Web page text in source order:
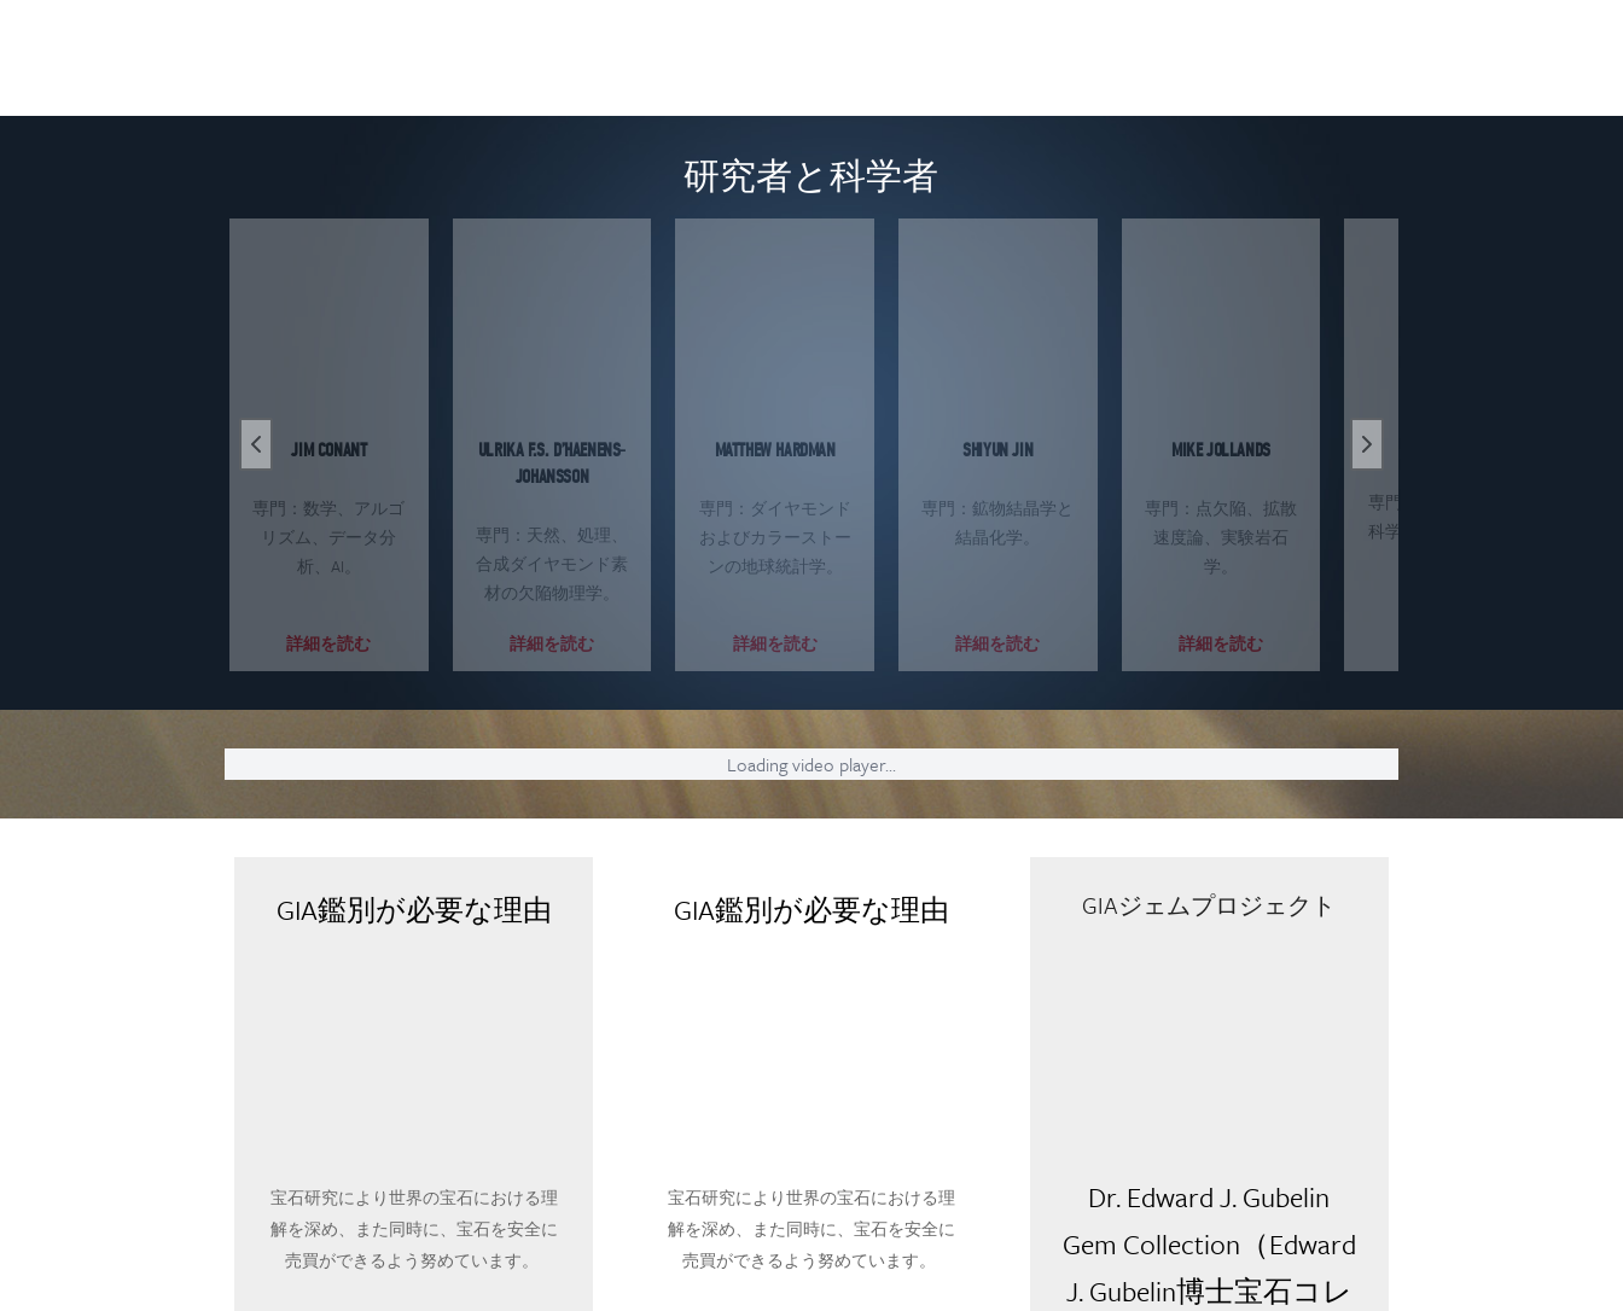
研究者と科学者
JIM CONANT
専門：数学、アルゴ
リズム、データ分
析、AI。
詳細を読む
ULRIKA F.S. D’HAENENS-
JOHANSSON
専門：天然、処理、
合成ダイヤモンド素
材の欠陥物理学。
詳細を読む
MATTHEW HARDMAN
専門：ダイヤモンド
およびカラーストー
ンの地球統計学。
詳細を読む
SHIYUN JIN
専門：鉱物結晶学と
結晶化学。
詳細を読む
MIKE JOLLANDS
専門：点欠陥、拡散
速度論、実験岩石
学。
詳細を読む
専門：ダイヤモンド
科学と器具類開発。
Previous slide Next slide
Loading video player...
GIA鑑別が必要な理由
宝石研究により世界の宝石における理
解を深め、また同時に、宝石を安全に
売買ができるよう努めています。
GIA鑑別が必要な理由
宝石研究により世界の宝石における理
解を深め、また同時に、宝石を安全に
売買ができるよう努めています。
GIAジェムプロジェクト
Dr. Edward J. Gubelin
Gem Collection（Edward
J. Gubelin博士宝石コレ